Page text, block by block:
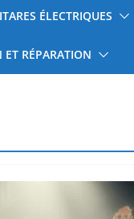
ÉLECTRIQUES
ET RÉPARATION